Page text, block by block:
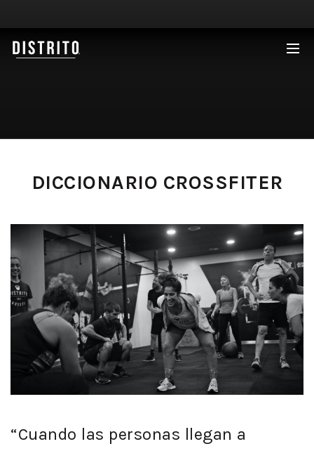
DICCIONARIO CROSSFITER
“Cuando las personas llegan a